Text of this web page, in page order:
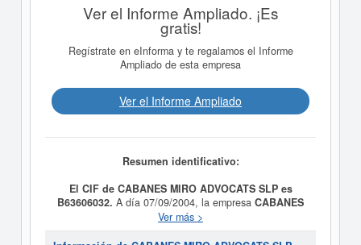
Ver el Informe Ampliado. ¡Es
gratis!
Regístrate en eInforma y te regalamos el Informe
Ampliado de esta empresa
Ver el Informe Ampliado
Resumen identificativo:
El CIF de CABANES MIRO ADVOCATS SLP es
B63606032. A día 07/09/2004, la empresa CABANES
MIRO ADVOCATS SLPfue formada con el objetivo LA
ACTIVIDAD PROPIA DE LA ABOGACIA. . Su
Ver más >